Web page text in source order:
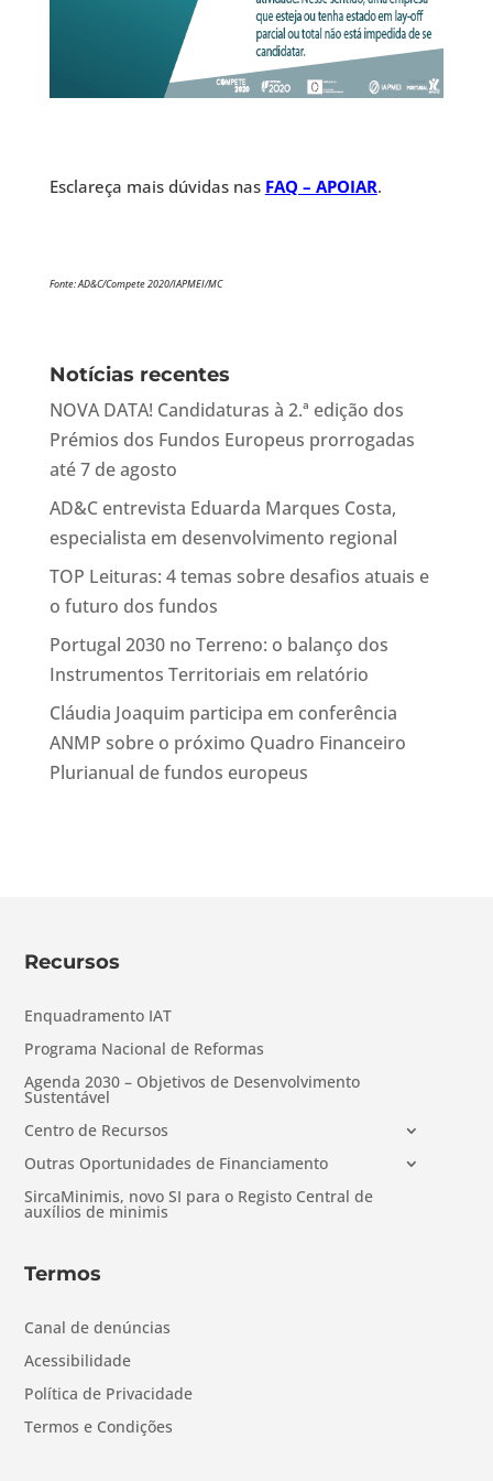
Esclareça mais dúvidas nas FAQ – APOIAR.
Fonte: AD&C/Compete 2020/IAPMEI/MC
Notícias recentes
NOVA DATA! Candidaturas à 2.ª edição dos
Prémios dos Fundos Europeus prorrogadas
até 7 de agosto
AD&C entrevista Eduarda Marques Costa,
especialista em desenvolvimento regional
TOP Leituras: 4 temas sobre desafios atuais e
o futuro dos fundos
Portugal 2030 no Terreno: o balanço dos
Instrumentos Territoriais em relatório
Cláudia Joaquim participa em conferência
ANMP sobre o próximo Quadro Financeiro
Plurianual de fundos europeus
Recursos
Enquadramento IAT
Programa Nacional de Reformas
Agenda 2030 – Objetivos de Desenvolvimento
Sustentável
Centro de Recursos
Outras Oportunidades de Financiamento
SircaMinimis, novo SI para o Registo Central de
auxílios de minimis
Termos
Canal de denúncias
Acessibilidade
Política de Privacidade
Termos e Condições